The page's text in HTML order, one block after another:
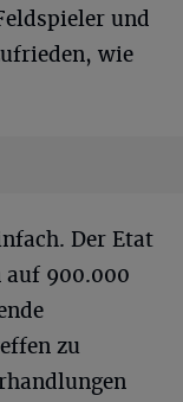
und
wie
Der Etat
900.000
zu